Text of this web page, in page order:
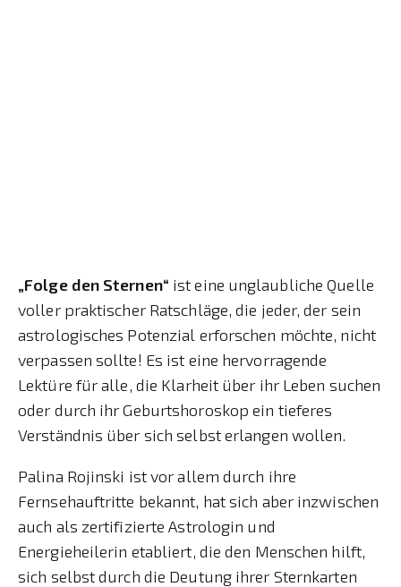
„Folge den Sternen“ ist eine unglaubliche Quelle
voller praktischer Ratschläge, die jeder, der sein
astrologisches Potenzial erforschen möchte, nicht
verpassen sollte! Es ist eine hervorragende
Lektüre für alle, die Klarheit über ihr Leben suchen
oder durch ihr Geburtshoroskop ein tieferes
Verständnis über sich selbst erlangen wollen.
Palina Rojinski ist vor allem durch ihre
Fernsehauftritte bekannt, hat sich aber inzwischen
auch als zertifizierte Astrologin und
Energieheilerin etabliert, die den Menschen hilft,
sich selbst durch die Deutung ihrer Sternkarten